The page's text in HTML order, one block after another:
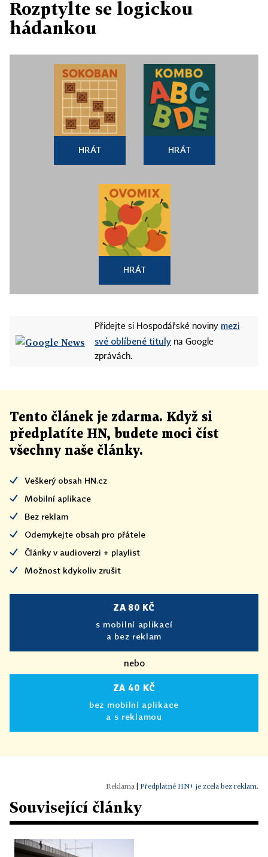
Rozptylte se logickou
hádankou
HRÁT HRÁT
HRÁT
Přidejte si Hospodářské noviny mezi
své oblíbené tituly na Google
zprávách.
Tento článek je zdarma. Když si
předplatíte HN, budete moci číst
všechny naše články.
Veškerý obsah HN.cz
Mobilní aplikace
Bez reklam
Odemykejte obsah pro přátele
Články v audioverzi + playlist
Možnost kdykoliv zrušit
ZA 80 KČ
s mobilní aplikací
a bez reklam
nebo
ZA 40 KČ
bez mobilní aplikace
a s reklamou
Předplatné HN+ je zcela bez reklam.
Související články